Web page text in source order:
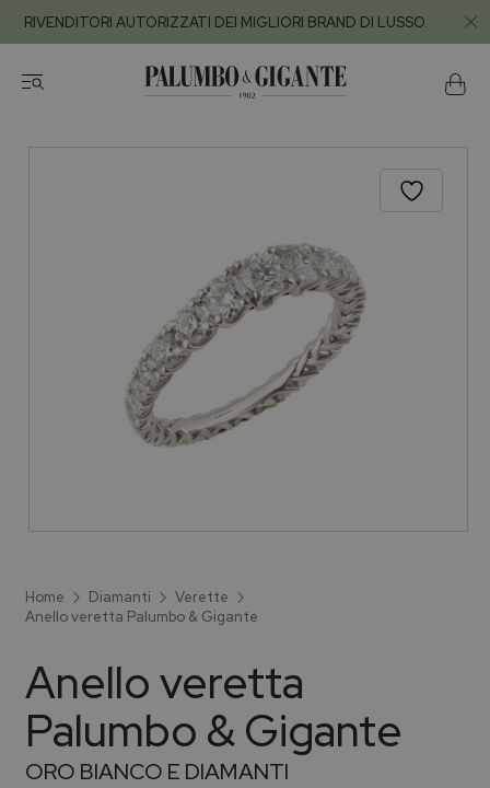
RIVENDITORI AUTORIZZATI DEI MIGLIORI BRAND DI LUSSO.
Home Diamanti
Verette
Anello veretta Palumbo & Gigante
Anello veretta
Palumbo & Gigante
ORO BIANCO E DIAMANTI